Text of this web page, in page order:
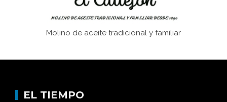
Molino de aceite tradicional y familiar
EL TIEMPO